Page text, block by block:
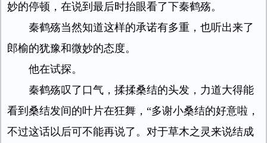
妙的停顿，在说到最后时抬眼看了下秦鹤殇。
秦鹤殇当然知道这样的承诺有多重，也听出来了
郎榆的犹豫和微妙的态度。
他在试探。
秦鹤殇叹了口气，揉揉桑结的头发，力道大得能
看到桑结发间的叶片在狂舞，“多谢小桑结的好意啦，
不过这话以后可不能再说了。对于草木之灵来说结成